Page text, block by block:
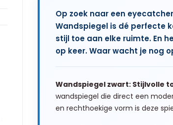
Op zoek naar een
Wandspiegel is dé perfecte
stijl toe aan elke ruimte. En
op keer. Waar wacht je nog
Wandspiegel zwart: Stijlvolle
wandspiegel die direct een
en rechthoekige vorm is deze